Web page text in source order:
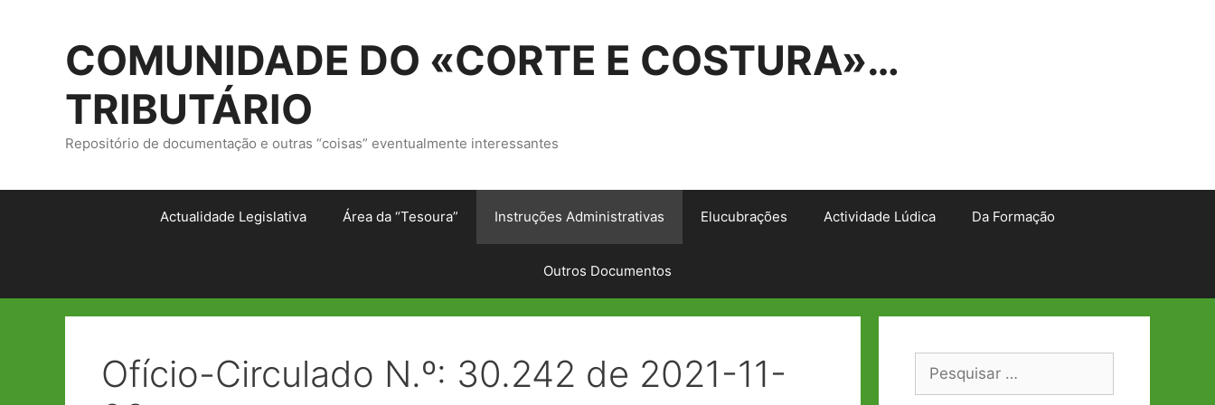
COMUNIDADE DO «CORTE E COSTURA»…
TRIBUTÁRIO
Repositório de documentação e outras “coisas” eventualmente interessantes
Actualidade Legislativa Área da “Tesoura” Instruções Administrativas Elucubrações Actividade Lúdica Da Formação
Outros Documentos
Ofício-Circulado N.º: 30.242 de 2021-11-
Pesquisar